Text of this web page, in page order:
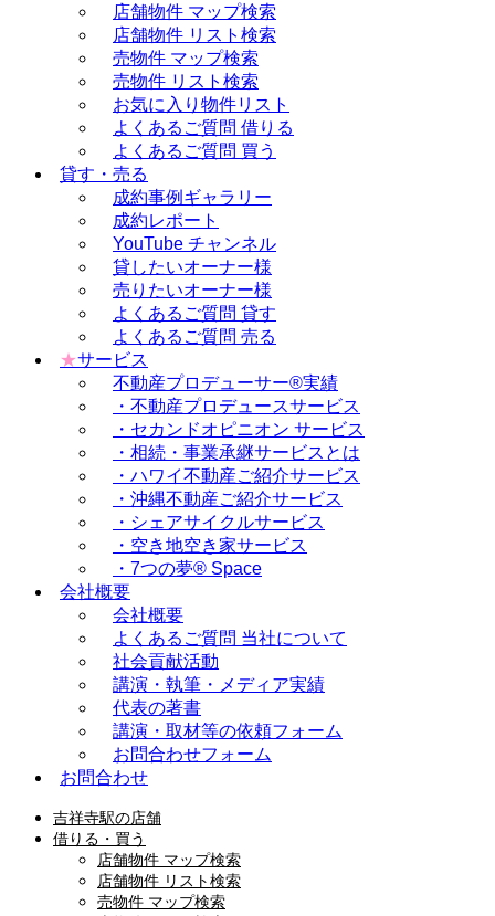
店舗物件 マップ検索
店舗物件 リスト検索
売物件 マップ検索
売物件 リスト検索
お気に入り物件リスト
よくあるご質問 借りる
よくあるご質問 買う
貸す・売る
成約事例ギャラリー
成約レポート
YouTube チャンネル
貸したいオーナー様
売りたいオーナー様
よくあるご質問 貸す
よくあるご質問 売る
★サービス
不動産プロデューサー®実績
・不動産プロデュースサービス
・セカンドオピニオン サービス
・相続・事業承継サービスとは
・ハワイ不動産ご紹介サービス
・沖縄不動産ご紹介サービス
・シェアサイクルサービス
・空き地空き家サービス
・7つの夢® Space
会社概要
会社概要
よくあるご質問 当社について
社会貢献活動
講演・執筆・メディア実績
代表の著書
講演・取材等の依頼フォーム
お問合わせフォーム
お問合わせ
吉祥寺駅の店舗
借りる・買う
店舗物件 マップ検索
店舗物件 リスト検索
売物件 マップ検索